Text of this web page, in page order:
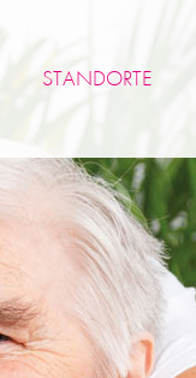
STANDORTE